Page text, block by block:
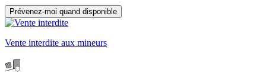
Prévenez-moi quand disponible
Vente interdite aux mineurs